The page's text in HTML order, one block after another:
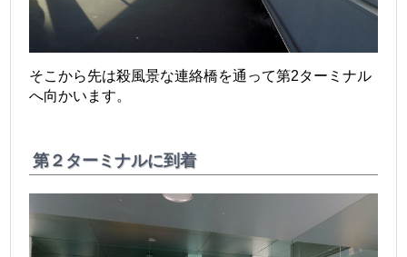
そこから先は殺風景な連絡橋を通って第2ターミナル
へ向かいます。
第２ターミナルに到着